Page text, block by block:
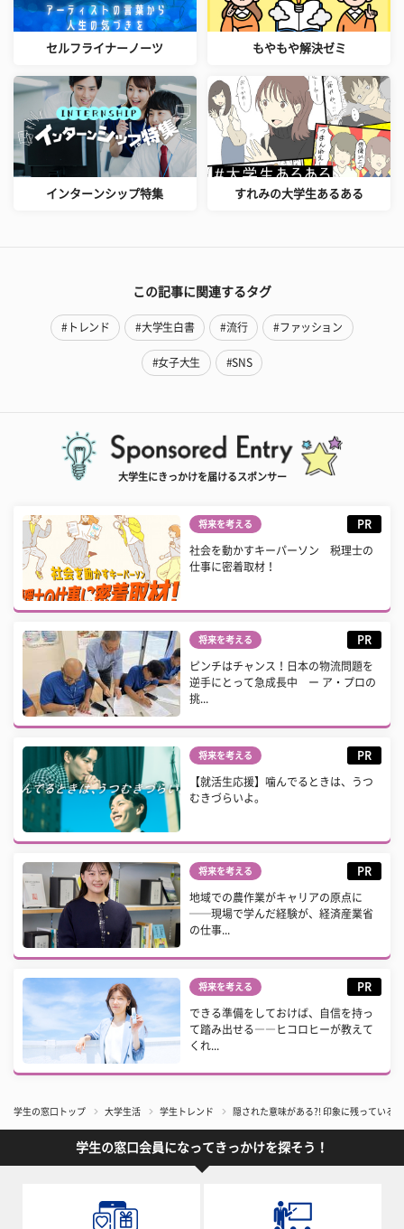
セルフライナーノーツ もやもや解決ゼミ
インターンシップ特集 すれみの大学生あるある
この記事に関連するタグ
#トレンド #大学生白書 #流行 #ファッション
#女子大生 #SNS
大学生にきっかけを届けるスポンサー
将来を考える PR
社会を動かすキーパーソン 税理士の
仕事に密着取材！
将来を考える PR
ピンチはチャンス！日本の物流問題を
逆手にとって急成長中 ー ア・プロの
挑...
将来を考える PR
【就活生応援】噛んでるときは、うつ
むきづらいよ。
将来を考える PR
地域での農作業がキャリアの原点に
──現場で学んだ経験が、経済産業省
の仕事...
将来を考える PR
できる準備をしておけば、自信を持っ
て踏み出せる――ヒコロヒーが教えて
くれ...
学生の窓口トップ 大学生活 学生トレンド 隠された意味がある?! 印象に残っている
学生の窓口会員になってきっかけを探そう！